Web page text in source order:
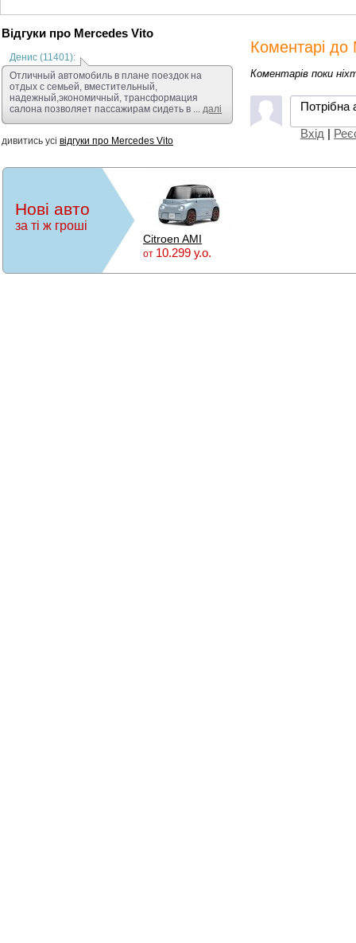
Відгуки про Mercedes Vito
Денис (11401):
Отличный автомобиль в плане поездок на
отдых с семьей, вместительный,
надежный,экономичный, трансформация
салона позволяет пассажирам сидеть в ... далі
дивитись усі відгуки про Mercedes Vito
Коментарі до
Коментарів поки
Потрібна
Вхід |
Нові авто
за ті ж гроші
Citroen AMI
от 10.299 у.о.